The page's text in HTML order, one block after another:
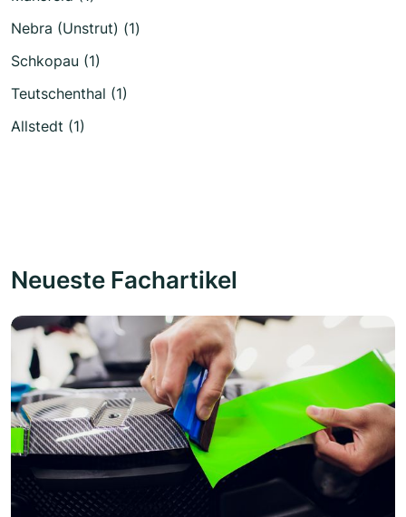
Nebra (Unstrut) (1)
Schkopau (1)
Teutschenthal (1)
Allstedt (1)
Neueste Fachartikel